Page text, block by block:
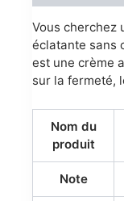
Vous cherchez
éclatante sans
est une crème
sur la fermeté,
Nom du
produit
Note